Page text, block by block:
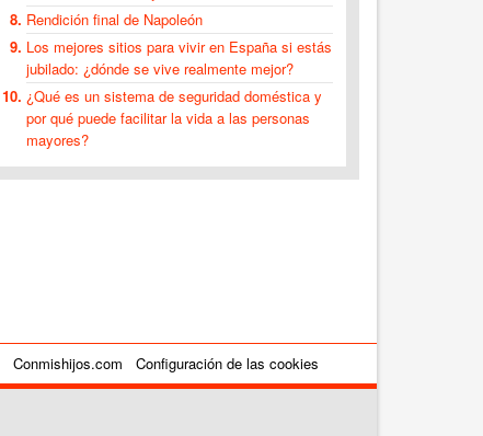
Rendición final de Napoleón
Los mejores sitios para vivir en España si estás
jubilado: ¿dónde se vive realmente mejor?
¿Qué es un sistema de seguridad doméstica y
por qué puede facilitar la vida a las personas
mayores?
Conmishijos.com Configuración de las cookies